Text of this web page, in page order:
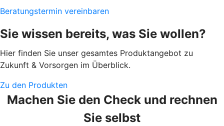
Beratungstermin vereinbaren
Sie wissen bereits, was Sie wollen?
Hier finden Sie unser gesamtes Produktangebot zu
Zukunft & Vorsorgen im Überblick.
Zu den Produkten
Machen Sie den Check und rechnen
Sie selbst